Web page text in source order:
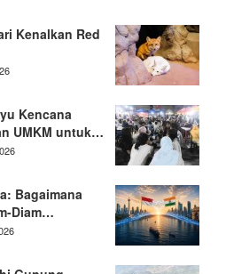
Kenalkan Red
Kencana
UMKM untuk…
Bagaimana
Diam…